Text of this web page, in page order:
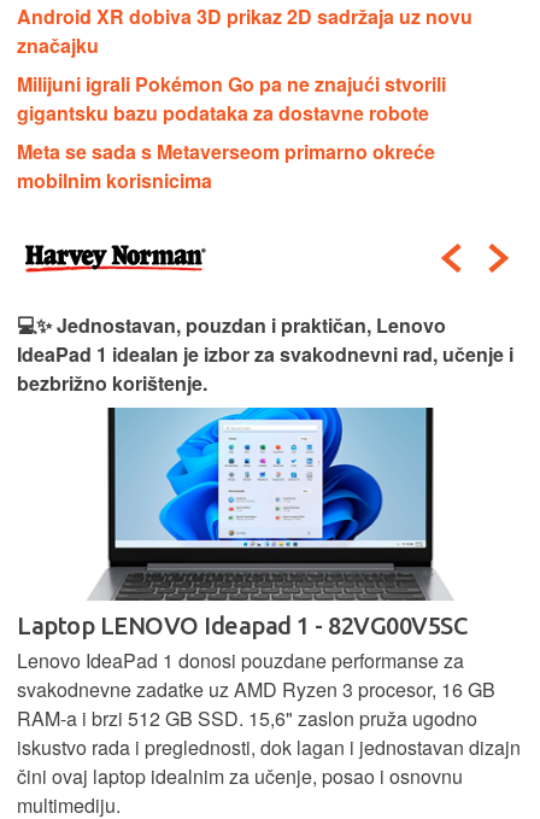
Android XR dobiva 3D prikaz 2D sadržaja uz novu
značajku
Milijuni igrali Pokémon Go pa ne znajući stvorili
gigantsku bazu podataka za dostavne robote
Meta se sada s Metaverseom primarno okreće
mobilnim korisnicima
💻✨ Jednostavan, pouzdan i praktičan, Lenovo
IdeaPad 1 idealan je izbor za svakodnevni rad, učenje i
bezbrižno korištenje.
Laptop LENOVO Ideapad 1 - 82VG00V5SC
Lenovo IdeaPad 1 donosi pouzdane performanse za
svakodnevne zadatke uz AMD Ryzen 3 procesor, 16 GB
RAM-a i brzi 512 GB SSD. 15,6" zaslon pruža ugodno
iskustvo rada i preglednosti, dok lagan i jednostavan dizajn
čini ovaj laptop idealnim za učenje, posao i osnovnu
multimediju.